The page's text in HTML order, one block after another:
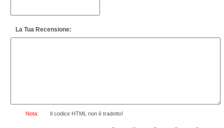
La Tua Recensione:
Nota: Il codice HTML non è tradotto!